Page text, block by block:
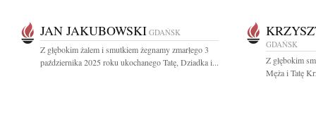
JAN JAKUBOWSKI GDAŃSK
Z głębokim żalem i smutkiem żegnamy zmarłego 3
października 2025 roku ukochanego Tatę, Dziadka i...
GDAŃSK
Z głębokim
Męża i Tatę